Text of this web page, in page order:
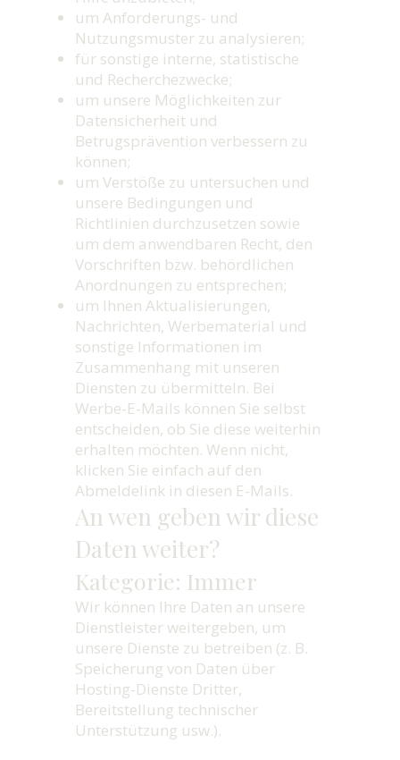
um Anforderungs- und
Nutzungsmuster zu analysieren;
für sonstige interne, statistische
und Recherchezwecke;
um unsere Möglichkeiten zur
Datensicherheit und
Betrugsprävention verbessern zu
können;
um Verstöße zu untersuchen und
unsere Bedingungen und
Richtlinien durchzusetzen sowie
um dem anwendbaren Recht, den
Vorschriften bzw. behördlichen
Anordnungen zu entsprechen;
um Ihnen Aktualisierungen,
Nachrichten, Werbematerial und
sonstige Informationen im
Zusammenhang mit unseren
Diensten zu übermitteln. Bei
Werbe-E-Mails können Sie selbst
entscheiden, ob Sie diese weiterhin
erhalten möchten. Wenn nicht,
klicken Sie einfach auf den
Abmeldelink in diesen E-Mails.
An wen geben wir diese
Daten weiter?
Kategorie: Immer
Wir können Ihre Daten an unsere
Dienstleister weitergeben, um
unsere Dienste zu betreiben (z. B.
Speicherung von Daten über
Hosting-Dienste Dritter,
Bereitstellung technischer
Unterstützung usw.).